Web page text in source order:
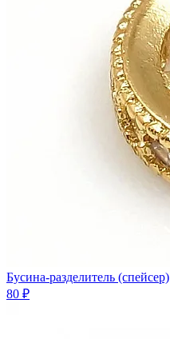
Бусина-разделитель (спейсер)
80 ₽